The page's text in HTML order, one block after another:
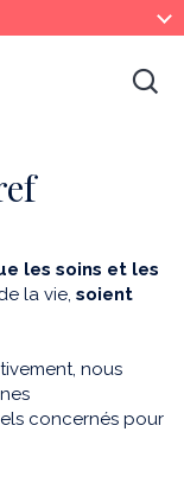
les soins et les
la vie, soient
nous
concernés pour